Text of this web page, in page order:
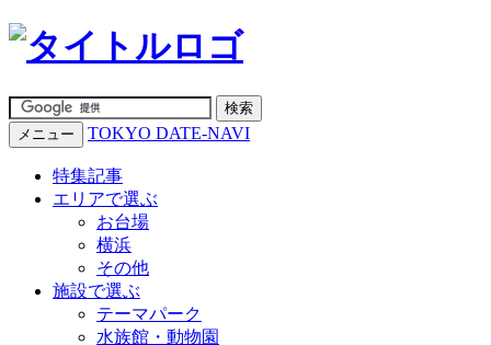
メニュー TOKYO DATE-NAVI
特集記事
エリアで選ぶ
お台場
横浜
その他
施設で選ぶ
テーマパーク
水族館・動物園